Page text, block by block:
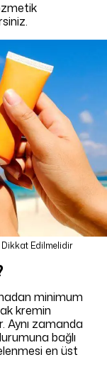
Dikkat Edilmelidir
minimum
kremin
Aynı zamanda
bağlı
en üst